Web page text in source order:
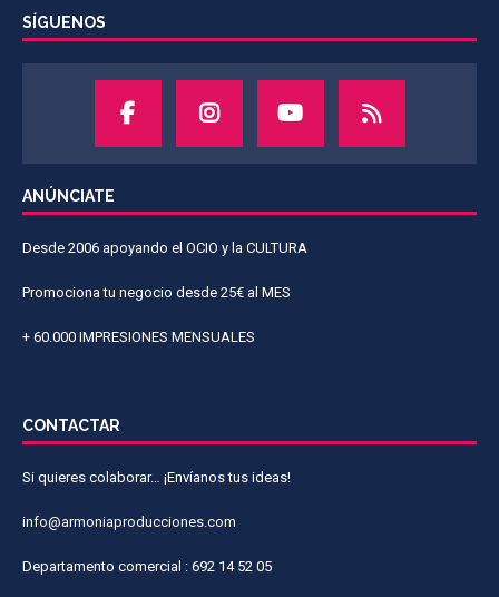
SÍGUENOS
ANÚNCIATE
Desde 2006 apoyando el OCIO y la CULTURA
Promociona tu negocio desde 25€ al MES
+ 60.000 IMPRESIONES MENSUALES
CONTACTAR
Si quieres colaborar… ¡Envíanos tus ideas!
info@armoniaproducciones.com
Departamento comercial : 692 14 52 05